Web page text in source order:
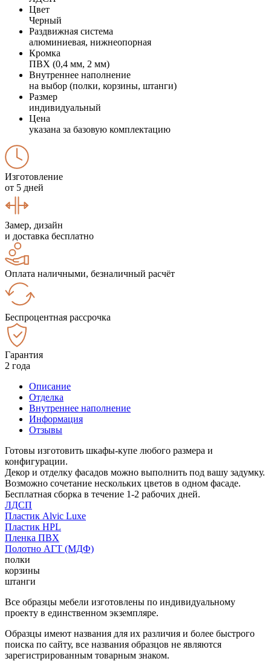
Цвет
Черный
Раздвижная система
алюминиевая, нижнеопорная
Кромка
ПВХ (0,4 мм, 2 мм)
Внутреннее наполнение
на выбор (полки, корзины, штанги)
Размер
индивидуальный
Цена
указана за базовую комплектацию
Изготовление
от 5 дней
Замер, дизайн
и доставка бесплатно
Оплата наличными, безналичный расчёт
Беспроцентная рассрочка
Гарантия
2 года
Описание
Отделка
Внутреннее наполнение
Информация
Отзывы
Готовы изготовить шкафы-купе любого размера и
конфигурации.
Декор и отделку фасадов можно выполнить под вашу задумку.
Возможно сочетание нескольких цветов в одном фасаде.
Бесплатная сборка в течение 1-2 рабочих дней.
ЛДСП
Пластик Alvic Luxe
Пластик HPL
Пленка ПВХ
Полотно АГТ (МДФ)
полки
корзины
штанги
Все образцы мебели изготовлены по индивидуальному
проекту в единственном экземпляре.
Образцы имеют названия для их различия и более быстрого
поиска по сайту, все названия образцов не являются
зарегистрированным товарным знаком.